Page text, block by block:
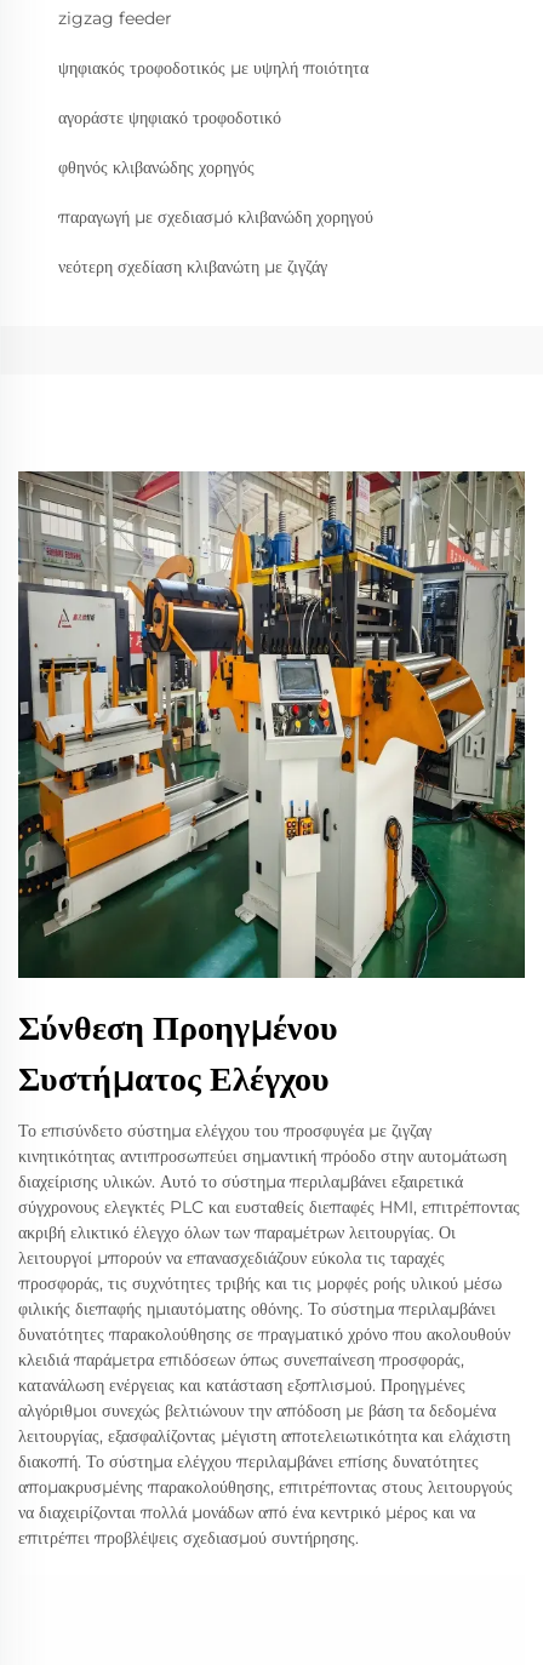
zigzag feeder
ψηφιακός τροφοδοτικός με υψηλή ποιότητα
αγοράστε ψηφιακό τροφοδοτικό
φθηνός κλιβανώδης χορηγός
παραγωγή με σχεδιασμό κλιβανώδη χορηγού
νεότερη σχεδίαση κλιβανώτη με ζιγζάγ
Σύνθεση Προηγμένου
Συστήματος Ελέγχου
Το επισύνδετο σύστημα ελέγχου του προσφυγέα με ζιγζαγ
κινητικότητας αντιπροσωπεύει σημαντική πρόοδο στην αυτομάτωση
διαχείρισης υλικών. Αυτό το σύστημα περιλαμβάνει εξαιρετικά
σύγχρονους ελεγκτές PLC και ευσταθείς διεπαφές HMI, επιτρέποντας
ακριβή ελικτικό έλεγχο όλων των παραμέτρων λειτουργίας. Οι
λειτουργοί μπορούν να επανασχεδιάζουν εύκολα τις ταραχές
προσφοράς, τις συχνότητες τριβής και τις μορφές ροής υλικού μέσω
φιλικής διεπαφής ημιαυτόματης οθόνης. Το σύστημα περιλαμβάνει
δυνατότητες παρακολούθησης σε πραγματικό χρόνο που ακολουθούν
κλειδιά παράμετρα επιδόσεων όπως συνεπαίνεση προσφοράς,
κατανάλωση ενέργειας και κατάσταση εξοπλισμού. Προηγμένες
αλγόριθμοι συνεχώς βελτιώνουν την απόδοση με βάση τα δεδομένα
λειτουργίας, εξασφαλίζοντας μέγιστη αποτελειωτικότητα και ελάχιστη
διακοπή. Το σύστημα ελέγχου περιλαμβάνει επίσης δυνατότητες
απομακρυσμένης παρακολούθησης, επιτρέποντας στους λειτουργούς
να διαχειρίζονται πολλά μονάδων από ένα κεντρικό μέρος και να
επιτρέπει προβλέψεις σχεδιασμού συντήρησης.